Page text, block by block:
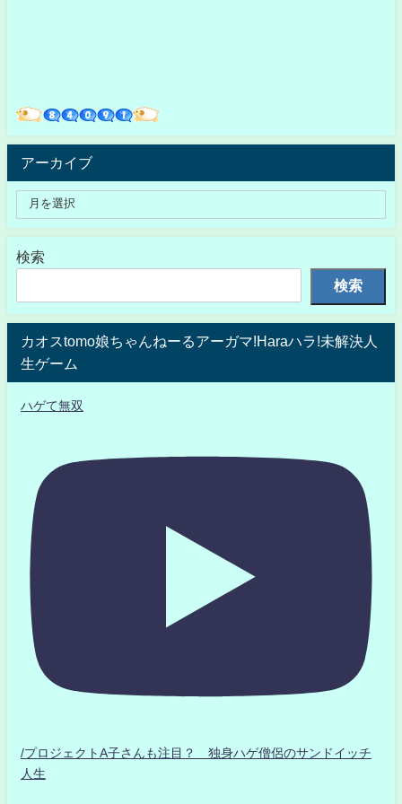
アーカイブ
検索
検索
カオスtomo娘ちゃんねーるアーガマ!Haraハラ!未解決人
生ゲーム
ハゲて無双
/プロジェクトA子さんも注目？ 独身ハゲ僧侶のサンドイッチ
人生